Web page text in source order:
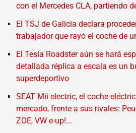
con el Mercedes CLA, partiendo
El TSJ de Galicia declara
trabajador que rayó el coche de
El Tesla Roadster aún se hará
detallada réplica a escala es un
superdeportivo
SEAT Mii electric, el coche
mercado, frente a sus rivales:
ZOE, VW e-up!...